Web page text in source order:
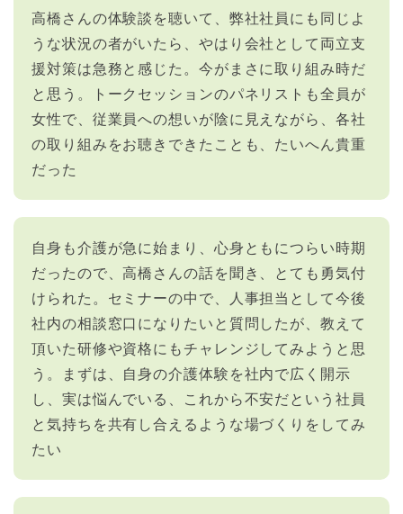
高橋さんの体験談を聴いて、弊社社員にも同じよ
うな状況の者がいたら、やはり会社として両立支
援対策は急務と感じた。今がまさに取り組み時だ
と思う。トークセッションのパネリストも全員が
女性で、従業員への想いが陰に見えながら、各社
の取り組みをお聴きできたことも、たいへん貴重
だった
自身も介護が急に始まり、心身ともにつらい時期
だったので、高橋さんの話を聞き、とても勇気付
けられた。セミナーの中で、人事担当として今後
社内の相談窓口になりたいと質問したが、教えて
頂いた研修や資格にもチャレンジしてみようと思
う。まずは、自身の介護体験を社内で広く開示
し、実は悩んでいる、これから不安だという社員
と気持ちを共有し合えるような場づくりをしてみ
たい